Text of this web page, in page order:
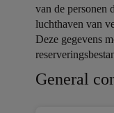
van de personen
luchthaven van
Deze gegevens
Open in a new
Open in a new
Open in a new
General